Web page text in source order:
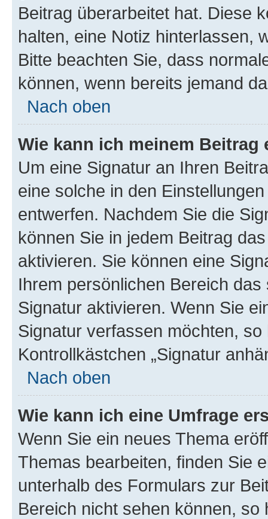
Beitrag überarbeitet hat. Diese
halten, eine Notiz hinterlassen,
Bitte beachten Sie, dass
können, wenn bereits jemand
Nach oben
Wie kann ich meinem
Um eine Signatur an Ihren
eine solche in den
entwerfen. Nachdem Sie die
können Sie in jedem Beitrag
aktivieren. Sie können eine
Ihrem persönlichen Bereich
Signatur aktivieren. Wenn Sie
Signatur verfassen möchten,
Kontrollkästchen „Signatur
Nach oben
Wie kann ich eine Umfrage
Wenn Sie ein neues Thema
Themas bearbeiten, finden Sie
unterhalb des Formulars zur
Bereich nicht sehen können,